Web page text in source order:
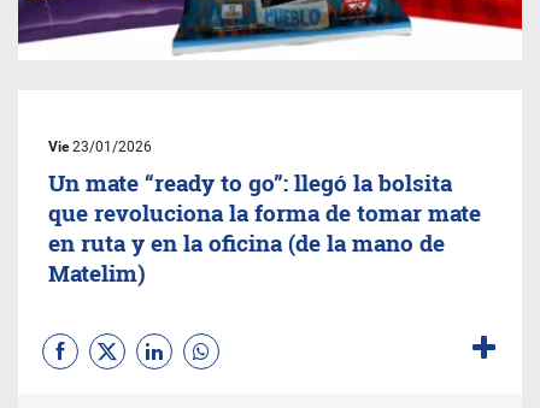
Vie23/01/2026
Un mate “ready to go”: llegó la bolsita
que revoluciona la forma de tomar mate
en ruta y en la oficina (de la mano de
Matelim)